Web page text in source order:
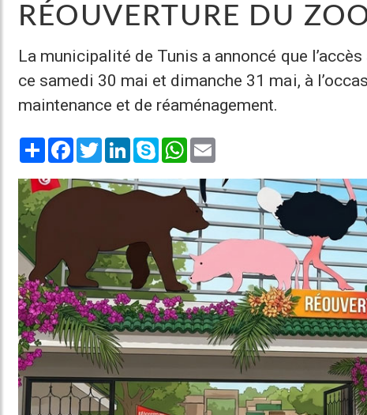
RÉOUVERTURE DU
La municipalité de Tunis a annoncé que
ce samedi 30 mai et dimanche 31 mai, à
maintenance et de réaménagement.
Share Facebook
TwitterLinkedInSkype WhatsApp